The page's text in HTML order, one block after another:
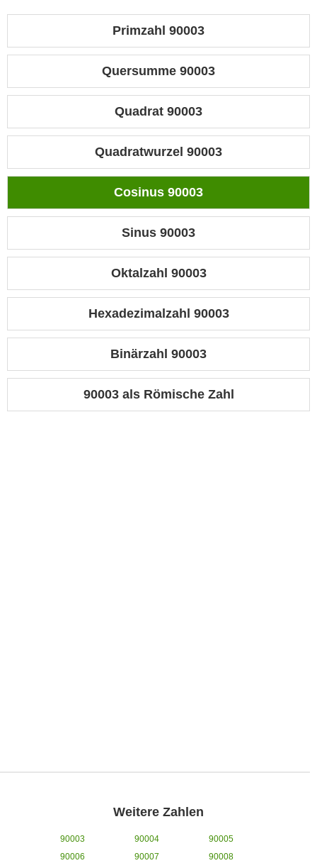
Primzahl 90003
Quersumme 90003
Quadrat 90003
Quadratwurzel 90003
Cosinus 90003
Sinus 90003
Oktalzahl 90003
Hexadezimalzahl 90003
Binärzahl 90003
90003 als Römische Zahl
Weitere Zahlen
90003 90004
90005
90006
90007
90008